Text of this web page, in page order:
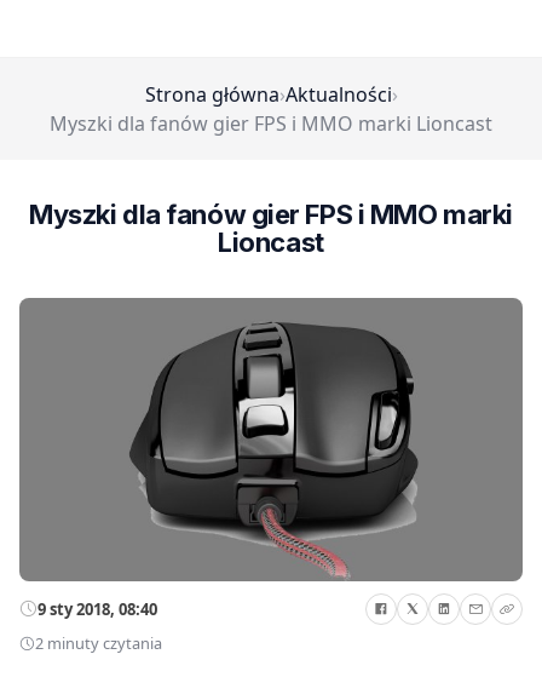
Strona główna›Aktualności›
Myszki dla fanów gier FPS i MMO marki Lioncast
Myszki dla fanów gier FPS i MMO marki
Lioncast
9 sty 2018, 08:40
2 minuty czytania